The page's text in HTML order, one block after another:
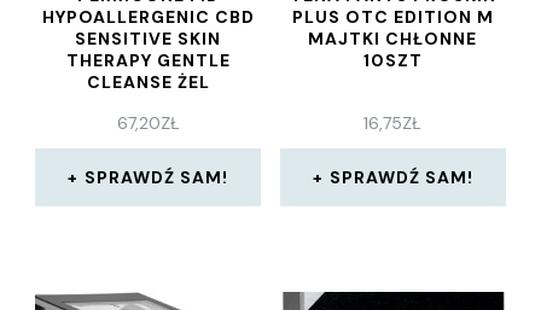
HYPOALLERGENIC CBD
SENSITIVE SKIN
THERAPY GENTLE
CLEANSE ŻEL
67,20ZŁ
SPRAWDŹ SAM!
PLUS OTC EDITION M
MAJTKI CHŁONNE
10SZT
16,75ZŁ
SPRAWDŹ SAM!